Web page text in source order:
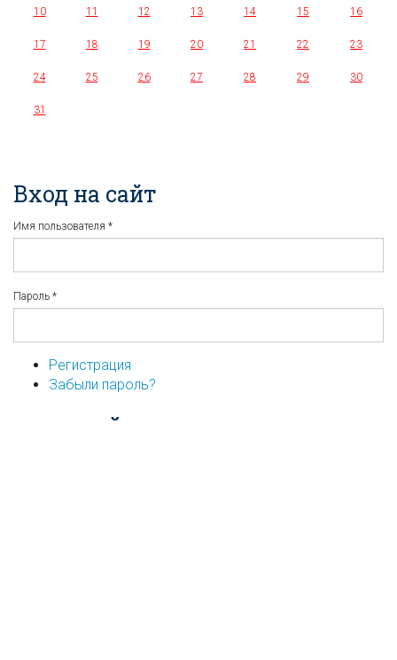
10 11 12 13 14 15 16
17 18 19 20 21 22 23
24 25 26 27 28 29 30
31
Вход на сайт
Имя пользователя *
Пароль *
Регистрация
Забыли пароль?
...или войдите используя